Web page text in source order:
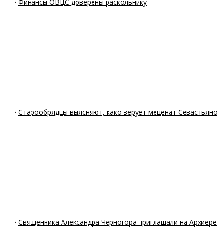
· Финансы ОВЦС доверены раскольнику
· Старообрядцы выясняют, како верует меценат
· Священника Александра Черногора приглашали на